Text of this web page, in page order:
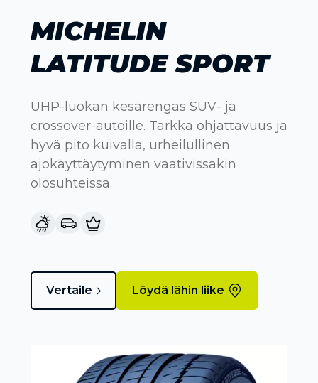
MICHELIN
LATITUDE SPORT
UHP-luokan kesärengas SUV- ja
crossover-autoille. Tarkka ohjattavuus ja
hyvä pito kuivalla, urheilullinen
ajokäyttäytyminen vaativissakin
olosuhteissa.
Vertaile Löydä lähin liike